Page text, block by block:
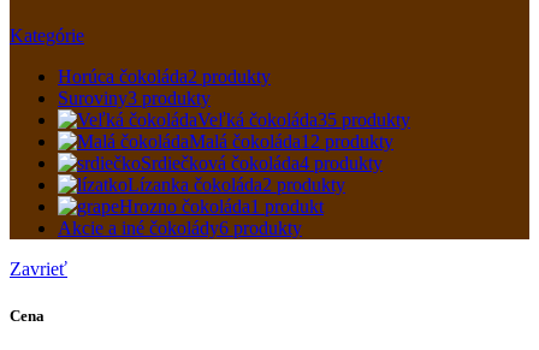
Kategórie
Horúca čokoláda2 produkty
Suroviny3 produkty
Veľká čokoláda35 produkty
Malá čokoláda12 produkty
Srdiečková čokoláda4 produkty
Lízanka čokoláda2 produkty
Hrozno čokoláda1 produkt
Akcie a iné čokolády6 produkty
Zavrieť
Cena